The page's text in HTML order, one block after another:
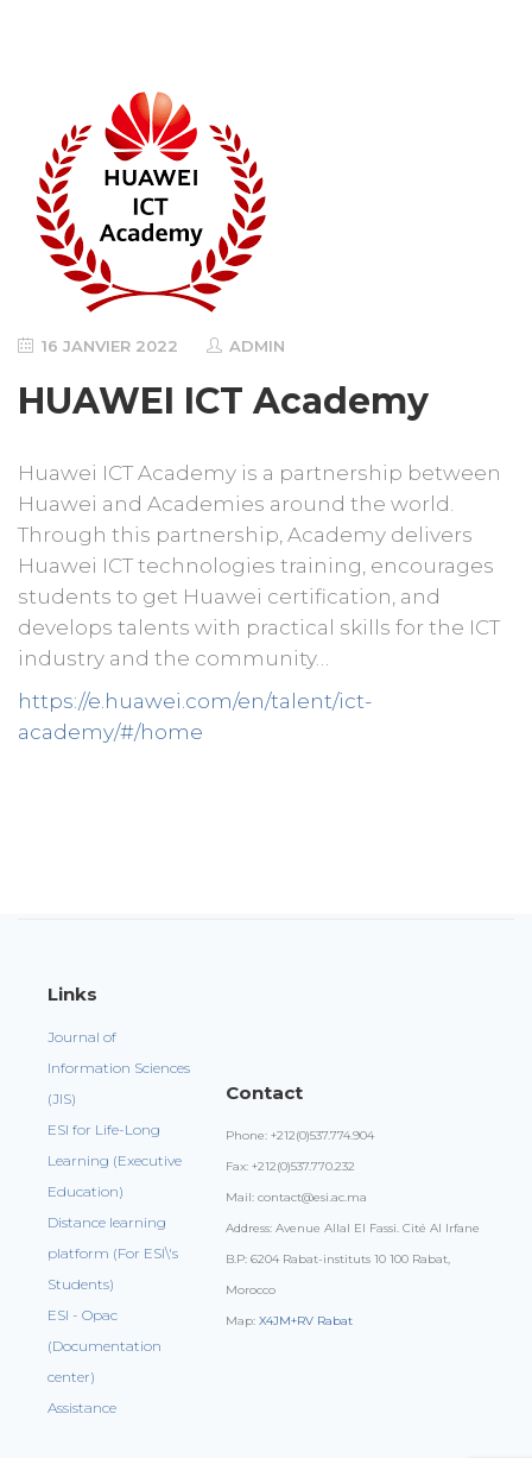
16 JANVIER 2022 ADMIN
HUAWEI ICT Academy
Huawei ICT Academy is a partnership between
Huawei and Academies around the world.
Through this partnership, Academy delivers
Huawei ICT technologies training, encourages
students to get Huawei certification, and
develops talents with practical skills for the ICT
industry and the community…
https://e.huawei.com/en/talent/ict-
academy/#/home
Links
Journal of
Information Sciences
(JIS)
ESI for Life-Long
Learning (Executive
Education)
Distance learning
platform (For ESI\'s
Students)
ESI - Opac
(Documentation
center)
Assistance
Contact
Phone: +212(0)537.774.904
Fax: +212(0)537.770.232
Mail: contact@esi.ac.ma
Address: Avenue Allal El Fassi. Cité Al Irfane
B.P: 6204 Rabat-instituts 10 100 Rabat,
Morocco
Map: X4JM+RV Rabat